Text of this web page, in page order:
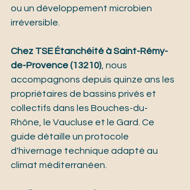
ou un développement microbien
irréversible.
Chez TSE Étanchéité à Saint-Rémy-
de-Provence (13210), nous
accompagnons depuis quinze ans les
propriétaires de bassins privés et
collectifs dans les Bouches-du-
Rhône, le Vaucluse et le Gard. Ce
guide détaille un protocole
d'hivernage technique adapté au
climat méditerranéen.